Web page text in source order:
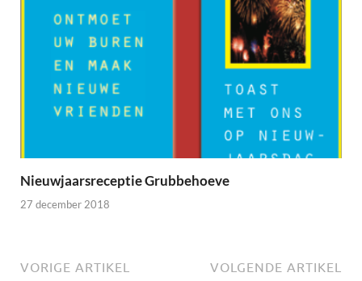
Nieuwjaarsreceptie Grubbehoeve
27 december 2018
VORIGE ARTIKEL VOLGENDE ARTIKEL